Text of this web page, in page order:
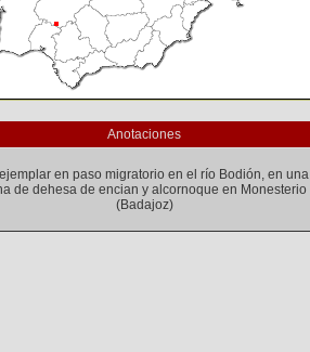
Anotaciones
en paso migratorio en el río Bodión, en una
de dehesa de encian y alcornoque en Monesterio
(Badajoz)